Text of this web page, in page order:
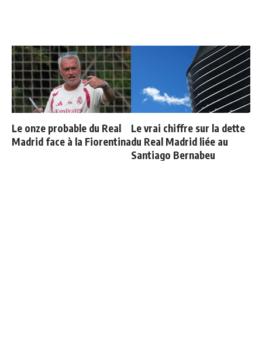
Le onze probable du Real
Madrid face à la Fiorentina
Le vrai chiffre sur la dette
du Real Madrid liée au
Santiago Bernabeu